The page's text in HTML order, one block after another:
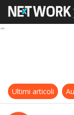
Ultimi articoli